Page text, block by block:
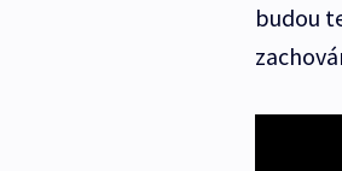
budou